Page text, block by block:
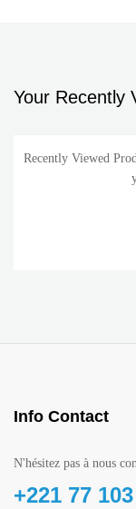
Your Recently
Recently Viewed
Info Contact
N'hésitez pas à nous
+221 77